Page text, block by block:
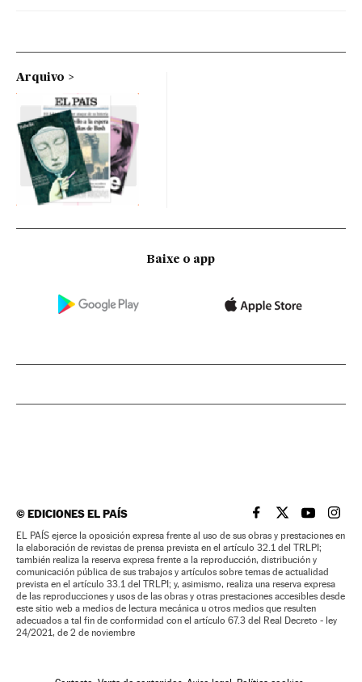
Arquivo
Baixe o app
©EDICIONES EL PAÍS EL PAÍS BRASIL EN
EL PAÍSEL PAÍS
EL
EL PAÍS ejerce la oposición expresa frente al uso de sus obras y prestaciones en
la elaboración de revistas de prensa prevista en el artículo 32.1 del TRLPI;
también realiza la reserva expresa frente a la reproducción, distribución y
comunicación pública de sus trabajos y artículos sobre temas de actualidad
prevista en el artículo 33.1 del TRLPI; y, asimismo, realiza una reserva expresa
de las reproducciones y usos de las obras y otras prestaciones accesibles desde
este sitio web a medios de lectura mecánica u otros medios que resulten
adecuados a tal fin de conformidad con el artículo 67.3 del Real Decreto - ley
24/2021, de 2 de noviembre